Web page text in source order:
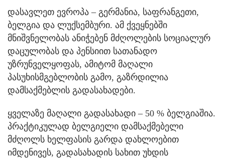
დასავლეთ ევროპა – გერმანია, საფრანგეთი,
ბელგია და ლუქსემბური. ამ ქვეყნებში
მნიშვნელობას ანიჭებენ მძღოლების სოციალურ
დაცულობას და პენსიით სათანადო
უზრუნველყოფას, ამიტომ მაღალი
პასუხისმგებლობის გამო, გაზრდილია
დამსაქმებლის გადასახადები.
ყველაზე მაღალი გადასახადი – 50 % ბელგიაშია.
პრაქტიკულად ბელგიელი დამსაქმებელი
მძღოლს ხელფასის გარდა დახლოებით
იმდენივეს, გადასახადის სახით უხდის